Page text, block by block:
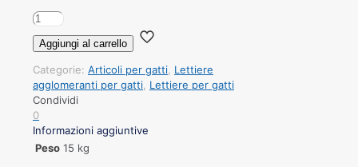
LETTIERA
PER
GATTO
BOROTALCO
15KG
quantità
Aggiungi al carrello
Categorie: Articoli per gatti, Lettiere
agglomeranti per gatti, Lettiere per gatti
Condividi
0
Informazioni aggiuntive
Peso 15 kg